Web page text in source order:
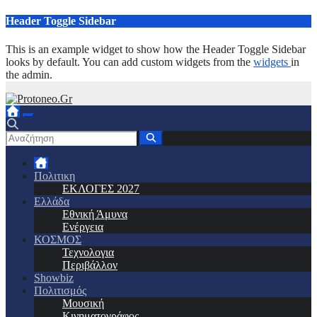
Μετάβαση
περιεχόμενο
Header Toggle Sidebar
This is an example widget to show how the Header Toggle Sidebar
looks by default. You can add custom widgets from the widgets in
the admin.
Πολιτικη
ΕΚΛΟΓΕΣ 2027
Ελλάδα
Εθνική Άμυνα
Ενέργεια
ΚΟΣΜΟΣ
Τεχνολογια
Περιβάλλον
Showbiz
Πολιτισμός
Μουσική